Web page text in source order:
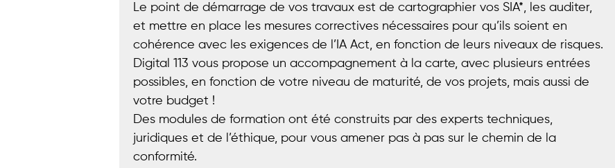
Le point de démarrage de vos travaux est de cartographier vos SIA*, les auditer,
et mettre en place les mesures correctives nécessaires pour qu’ils soient en
cohérence avec les exigences de l’IA Act, en fonction de leurs niveaux de risques.
Digital 113 vous propose un accompagnement à la carte, avec plusieurs entrées
possibles, en fonction de votre niveau de maturité, de vos projets, mais aussi de
votre budget !
Des modules de formation ont été construits par des experts techniques,
juridiques et de l’éthique, pour vous amener pas à pas sur le chemin de la
conformité.